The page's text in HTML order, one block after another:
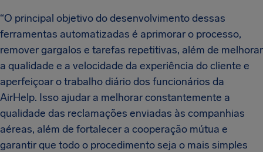
“O principal objetivo do desenvolvimento dessas
ferramentas automatizadas é aprimorar o processo,
remover gargalos e tarefas repetitivas, além de melhorar
a qualidade e a velocidade da experiência do cliente e
aperfeiçoar o trabalho diário dos funcionários da
AirHelp. Isso ajudar a melhorar constantemente a
qualidade das reclamações enviadas às companhias
aéreas, além de fortalecer a cooperação mútua e
garantir que todo o procedimento seja o mais simples